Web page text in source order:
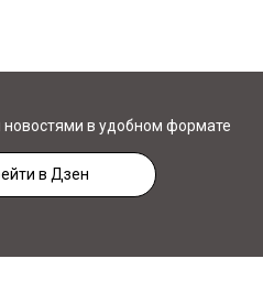
в удобном формате
в Дзен